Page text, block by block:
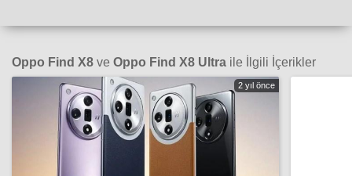
Oppo Find X8 ve Oppo Find X8 Ultra ile İlgili İçerikler
2 yıl önce